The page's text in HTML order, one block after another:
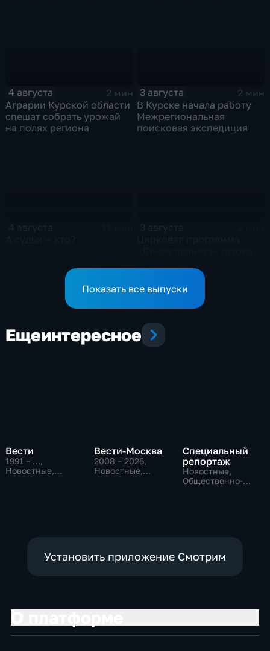
4 августа
2 мин
Аграрии Курской области
спешат собрать урожай
на полях региона
3 августа
2 мин
В Курске начала работу
Межрегиональная
поисковая экспедиция
Показать все выпуски
Ещеинтересное
Вести
1991 – …,
Новостные,
Вести-Москва
2008 – 2026,
Новостные,
Специальный
репортаж
Новостные,
Общественно-
Установить приложение Смотрим